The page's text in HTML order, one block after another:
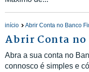
início Abrir Conta no Banco
Abrir Conta
Abra a sua conta no
connosco é simples e